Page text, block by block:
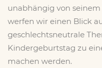
unabhängig von
werfen wir einen Blick
geschlechtsneutrale
Kindergeburtstag zu
machen werden.